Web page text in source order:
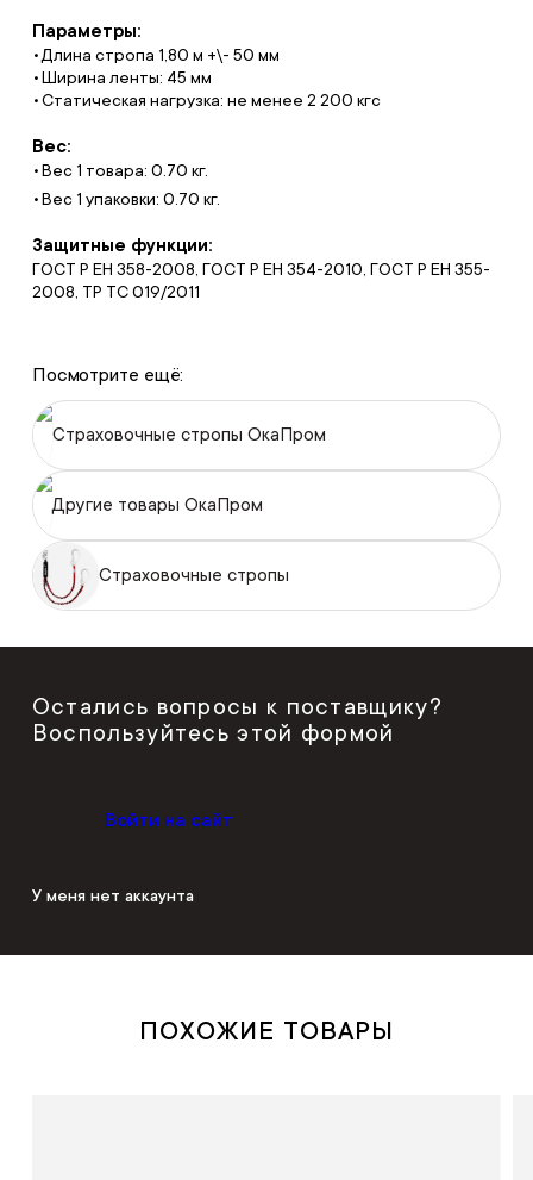
Параметры:
Длина стропа 1,80 м +\- 50 мм
Ширина ленты: 45 мм
Статическая нагрузка: не менее 2 200 кгс
Вес:
Вес 1 товара: 0.70 кг.
Вес 1 упаковки: 0.70 кг.
Защитные функции:
ГОСТ Р ЕН 358-2008, ГОСТ Р ЕН 354-2010, ГОСТ Р ЕН 355-
2008, ТР ТС 019/2011
Посмотрите ещё:
Страховочные стропы ОкаПром
Другие товары ОкаПром
Страховочные стропы
Остались вопросы к поставщику?
Воспользуйтесь этой формой
Войти на сайт
У меня нет аккаунта
ПОХОЖИЕ ТОВАРЫ